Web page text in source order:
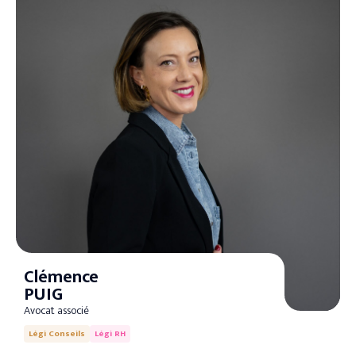
Clémence
PUIG
Avocat associé
Légi Conseils Légi RH